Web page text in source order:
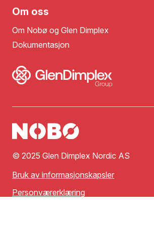
Om oss
Om Nobø og Glen Dimplex
Dokumentasjon
© 2025 Glen Dimplex Nordic AS
Bruk av informasjonskapsler
Personværerklæring